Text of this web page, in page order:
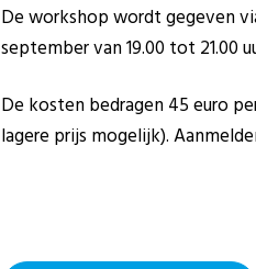
De workshop wordt gegeven
september van 19.00 tot 21.00
De kosten bedragen 45 euro
lagere prijs mogelijk).